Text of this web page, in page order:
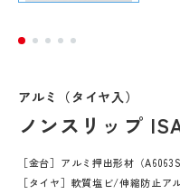
アルミ（タイヤ入）
ノンスリップ
［金台］アルミ押出形材（
［タイヤ］軟質塩ビ/伸縮防止ア